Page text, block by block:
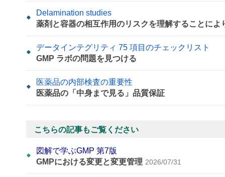
Delamination studies
薬剤と容器の相互作用のリスクを理解することに
データインテグリティ 75 項目のチェックリスト
GMP ラボの問題を見つける
医薬品の内部検査の重要性
医薬品の「中身まで見る」品質保証
こちらの記事もご覧ください
図解で学ぶGMP 第7版
GMPにおける変更と変更管理 2026/07/31